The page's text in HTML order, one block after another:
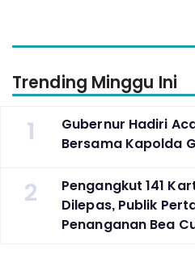
Trending Minggu Ini
1
Gubernur Hadiri
Bersama Kapolda
2
Pengangkut 141
Dilepas, Publik
Penanganan Bea